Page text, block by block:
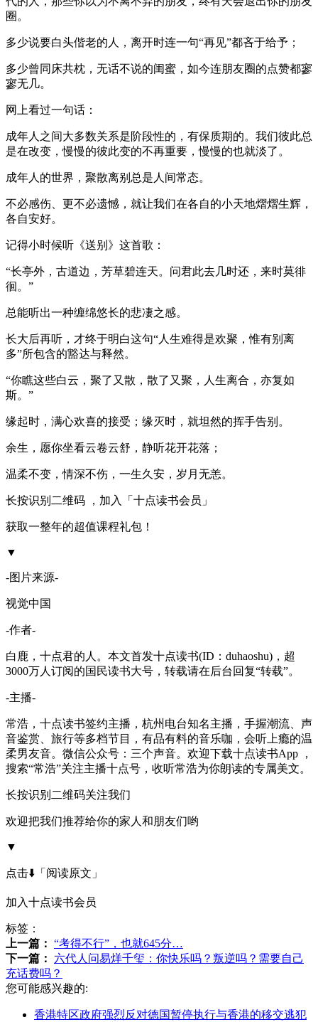
圈。
多少说要白头偕老的人，离开时连一句“再见”都吝于给予；
多少曾同床共枕，无话不说的闺蜜，如今连朋友圈的点赞都寥
寥无几。
网上看过一句话：
成年人之间大多数关系是阶段性的，有保质期的。我们彼此总
是在改变，慢慢的彼此变的不再重要，慢慢的也就淡了。
成年人的世界，聚散离别总是人间常态。
不必感伤、更不必遗憾，就让我们在各自的小天地熠熠生辉，
各自安好。
记得小时候听《送别》这首歌：
“长亭外，古道边，芳草碧连天。问君此去几时还，来时莫徘
徊。”
总能听出一种缠绵悠长的悲凄之感。
长大后再听，才终于明白这句“人生难得是欢聚，惟有别离
多”所包含的豁达与释然。
“你瞧这些白云，聚了又散，散了又聚，人生离合，亦复如
斯。”
缘起时，满心欢喜的接受；缘灭时，就坦然的挥手告别。
余生，愿你坐看云卷云舒，静听花开花落；
温柔不变，情深不伤，一生久安，岁月无恙。
长按识别二维码 ，加入「十点读书会员」
获取一整年的超值课程礼包！
▼
-图片来源-
视觉中国
-作者-
白鹿，十点君的人。本文首发十点读书(ID：duhaoshu)，超
3000万人订阅的国民读书大号，转载请在后台回复“转载”。
-主播-
常浩，十点读书签约主播，杭州电台知名主播，手握潮流、声
音鉴赏、旅行等多档节目，有品有料的音乐咖，会听上瘾的温
柔男友音。微信公众号：三个声音。欢迎下载十点读书App ，
搜索“常浩”关注主播十点号，收听常浩为你朗读的专属美文。
长按识别二维码关注我们
欢迎把我们推荐给你的家人和朋友们哟
▼
点击⬇️「阅读原文」
加入十点读书会员
标签：
上一篇： “考得不行”，也就645分…
下一篇：
六代人问易烊千玺：你快乐吗？叛逆吗？需要自己
充话费吗？
您可能感兴趣的:
香港特区政府强烈反对德国暂停执行与香港的移交逃犯